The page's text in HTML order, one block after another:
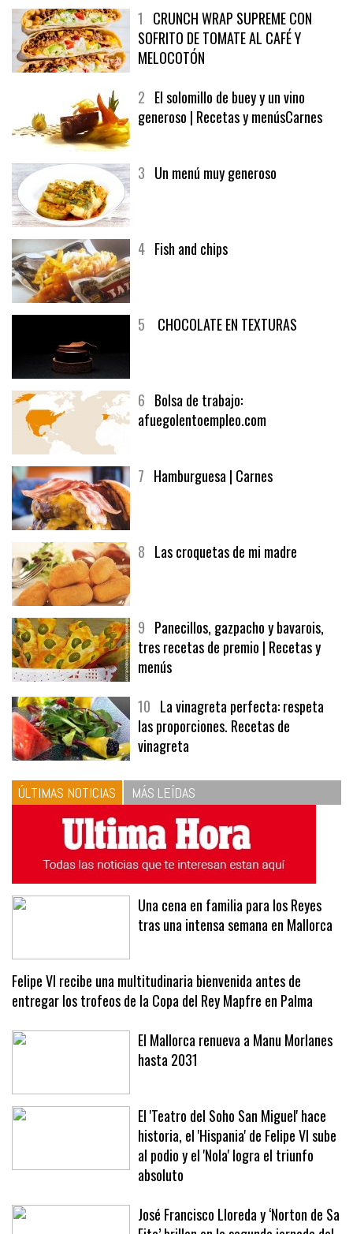
1CRUNCH WRAP SUPREME CON
SOFRITO DE TOMATE AL CAFÉ Y
MELOCOTÓN
2El solomillo de buey y un vino
6Bolsa de trabajo:
9Panecillos, gazpacho y bavarois,
tres recetas de premio | Recetas y
menús
10La vinagreta perfecta: respeta
las proporciones. Recetas de
vinagreta
ÚLTIMAS NOTICIAS MÁS LEÍDAS
Una cena en familia para los Reyes
Felipe VI recibe una multitudinaria bienvenida antes de
entregar los trofeos de la Copa del Rey Mapfre en Palma
El Mallorca renueva a Manu Morlanes
El 'Teatro del Soho San Miguel' hace
historia, el 'Hispania' de Felipe VI sube
al podio y el 'Nola' logra el triunfo
absoluto